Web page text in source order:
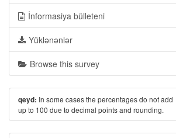
İnformasiya bülleteni
Yüklənənlər
Browse this survey
qeyd: In some cases the percentages do not add
up to 100 due to decimal points and rounding.